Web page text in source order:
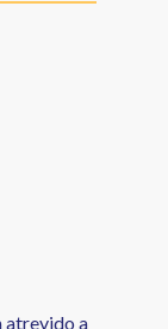
atrevido a